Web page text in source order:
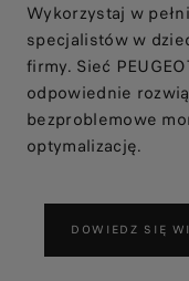
Wykorzystaj w
specjalistów w
firmy. Sieć
odpowiednie
bezproblemowe
optymalizację.
DOWIEDZ SIĘ